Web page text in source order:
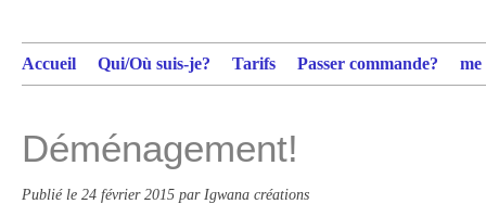
Accueil Qui/Où suis-je? Tarifs Passer commande?
Déménagement!
Publié le 24 février 2015 par Igwana créations